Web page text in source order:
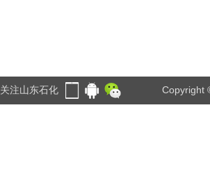
关注山东石化 Copyright